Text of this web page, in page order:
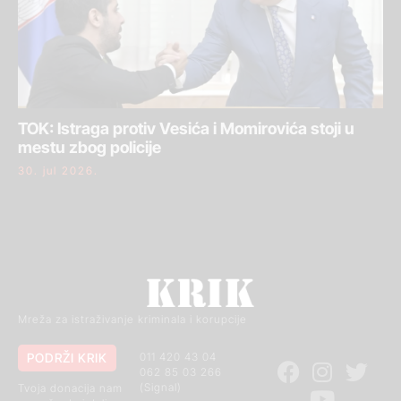
TOK: Istraga protiv Vesića i Momirovića stoji u
mestu zbog policije
30. jul 2026.
Mreža za istraživanje kriminala i korupcije
011 420 43 04
PODRŽI KRIK